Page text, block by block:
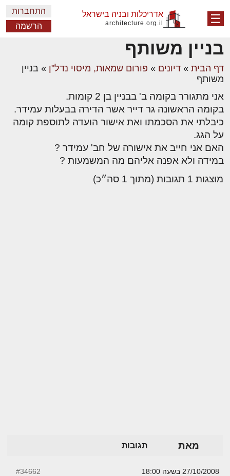
☰ אדריכלות ובניה בישראל
architecture.org.il
התחברות
הרשמה
בניין משותף
דף הבית » דיונים » פורום שמאות, מיסוי נדל"ן » בניין
משותף
אני מתגורר בקומה ב' בבניין בן 2 קומות.
בקומה הראשונה גר דייר אשר הדירה בבעלות עמידר.
כיבלתי את הסכמתו ואת אישור הועדה לתוספת קומה
על הגג.
האם אני חייב את אישורה של חב' עמידר ?
במידה ולא אפנה אליהם מה המשמעות ?
מוצגות 1 תגובות (מתוך 1 סה״כ)
מאת תגובות
27/10/2008 בשעה 18:00 #34662